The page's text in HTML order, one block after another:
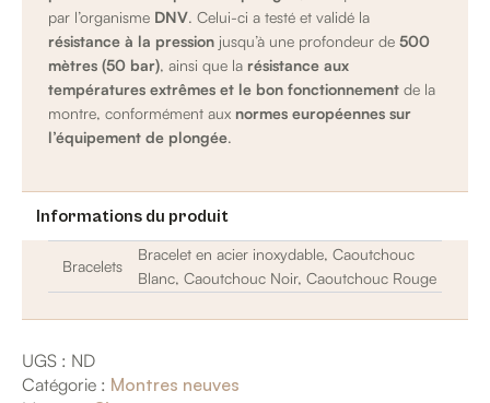
par l’organisme DNV. Celui-ci a testé et validé la
résistance à la pression jusqu’à une profondeur de 500
mètres (50 bar), ainsi que la résistance aux
températures extrêmes et le bon fonctionnement de la
montre, conformément aux normes européennes sur
l’équipement de plongée.
Informations du produit
Bracelets
Bracelet en acier inoxydable, Caoutchouc
Blanc, Caoutchouc Noir, Caoutchouc Rouge
UGS : ND
Catégorie : Montres neuves